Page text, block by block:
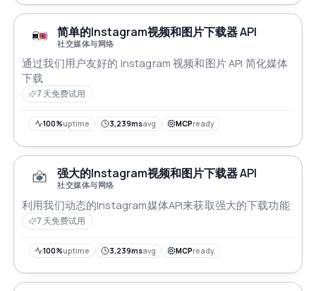
简单的Instagram视频和图片下载器 API
社交媒体与网络
通过我们用户友好的 Instagram 视频和图片 API 简化媒体
下载
7 天免费试用
100%uptime 3,239msavg MCPready
强大的Instagram视频和图片下载器 API
社交媒体与网络
利用我们动态的Instagram媒体API来获取强大的下载功能
7 天免费试用
100%uptime 3,239msavg MCPready